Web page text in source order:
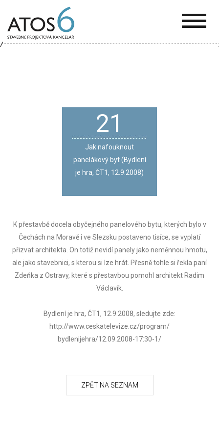
6
21
Jak nafouknout
panelákový byt (Bydlení
je hra, ČT1, 12.9.2008)
K přestavbě docela obyčejného panelového bytu, kterých bylo v
Čechách na Moravě i ve Slezsku postaveno tisíce, se vyplatí
přizvat architekta. On totiž nevidí panely jako neměnnou hmotu,
ale jako stavebnici, s kterou si lze hrát. Přesně tohle si řekla paní
Zdeňka z Ostravy, které s přestavbou pomohl architekt Radim
Václavík.
Bydlení je hra, ČT1, 12.9.2008, sledujte zde:
http://www.ceskatelevize.cz/program/
bydlenijehra/12.09.2008-17:30-1/